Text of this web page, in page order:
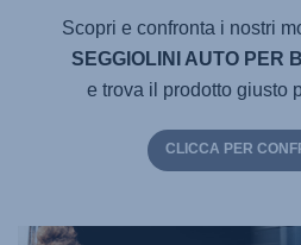
Scopri e confronta i nostri
SEGGIOLINI AUTO PER
e trova il prodotto giusto
CLICCA PER